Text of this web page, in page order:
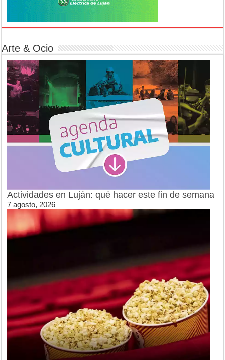
Arte & Ocio
Actividades en Luján: qué hacer este fin de semana
7 agosto, 2026